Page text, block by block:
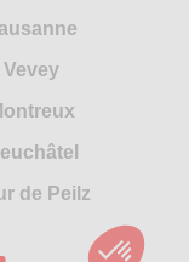
de Peilz